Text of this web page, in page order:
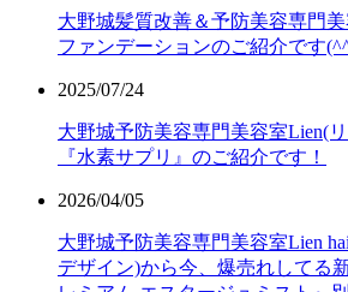
大野城髪質改善＆予防美容専門
ファンデーションのご紹介です
2025/07/24
大野城予防美容専門美容室Lien(
『水素サプリ』のご紹介です！
2026/04/05
大野城予防美容専門美容室Lien
デザイン)から今、爆売れしてる